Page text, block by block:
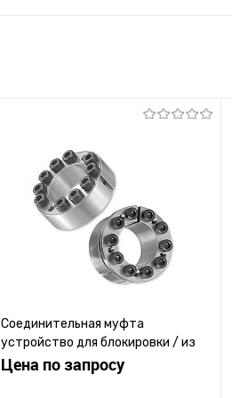
Соединительная муфта
устройство для блокировки / из
нержавеющей стали / широкая / с
Цена по запросу